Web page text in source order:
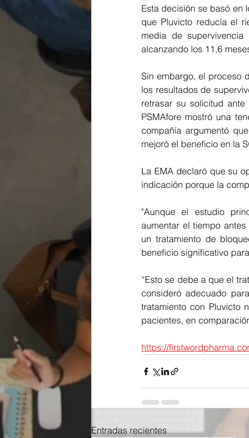
Esta decisión se basó en
que Pluvicto reducía el
media de
alcanzando los 11,6
Sin embargo, el proceso
los resultados de
retrasar su solicitud
PSMAfore mostró una
compañía argumentó
mejoró el beneficio en la
La EMA declaró que su
indicación porque la
"Aunque el estudio
aumentar el tiempo
un tratamiento de
beneficio significativo
“Esto se debe a que el
consideró adecuado
tratamiento con Pluvicto
pacientes, en
https://
Entradas recientes